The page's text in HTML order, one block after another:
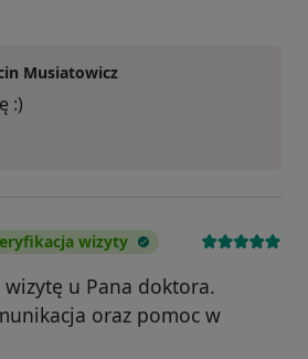
Musiatowicz
:)
wizyty
wizytę u Pana doktora.
oraz pomoc w